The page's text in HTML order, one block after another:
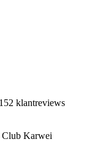
klantreviews
Club Karwei